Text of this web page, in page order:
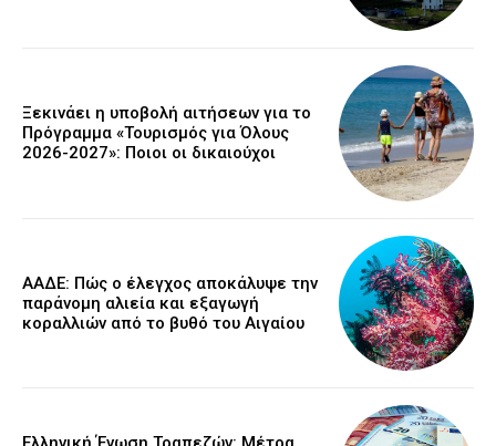
Ξεκινάει η υποβολή αιτήσεων για το
Πρόγραμμα «Τουρισμός για Όλους
2026-2027»: Ποιοι οι δικαιούχοι
ΑΑΔΕ: Πώς ο έλεγχος αποκάλυψε την
παράνομη αλιεία και εξαγωγή
κοραλλιών από το βυθό του Αιγαίου